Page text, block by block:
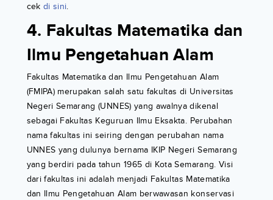
cek di sini.
4. Fakultas Matematika dan
Ilmu Pengetahuan Alam
Fakultas Matematika dan Ilmu Pengetahuan Alam
(FMIPA) merupakan salah satu fakultas di Universitas
Negeri Semarang (UNNES) yang awalnya dikenal
sebagai Fakultas Keguruan Ilmu Eksakta. Perubahan
nama fakultas ini seiring dengan perubahan nama
UNNES yang dulunya bernama IKIP Negeri Semarang
yang berdiri pada tahun 1965 di Kota Semarang. Visi
dari fakultas ini adalah menjadi Fakultas Matematika
dan Ilmu Pengetahuan Alam berwawasan konservasi